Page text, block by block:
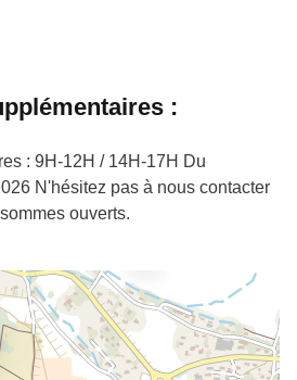
:
: 9H-12H / 14H-17H Du
N'hésitez pas à nous contacter
ouverts.